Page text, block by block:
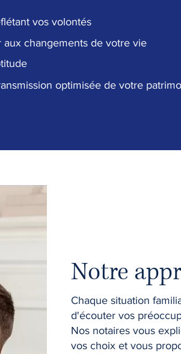
vos volontés
changements de votre vie
optimisée de votre
Notre
Chaque situation
d'écouter vos
Nos notaires vous
vos choix et vous